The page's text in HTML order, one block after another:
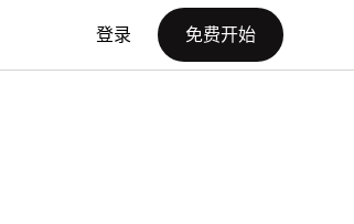
登录 免费开始